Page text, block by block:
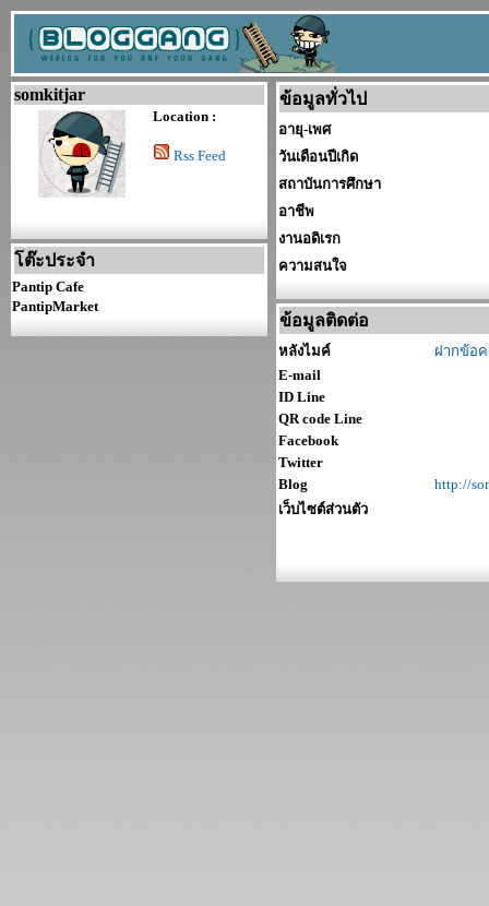
somkitjar
Location :
Rss Feed
โต๊ะประจำ
Pantip Cafe
PantipMarket
ข้อมูลทั่วไป
อายุ-เพศ
วันเดือนปีเกิด
สถาบันการศึกษา
อาชีพ
งานอดิเรก
ความสนใจ
ข้อมูลติดต่อ
หลังไมค์
ฝากข้อ
E-mail
ID Line
QR code Line
Facebook
Twitter
Blog
http://
เว็บไซต์ส่วนตัว